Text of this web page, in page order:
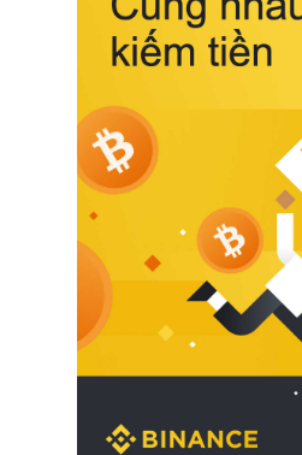
Bên cạnh đó, việc
sản phẩm đạt chuẩn
tế còn giúp ngăn
khuẩn và nấm mốc
thời tiết nóng ẩm.
thêm các nghiên cứu
động của giấc ngủ và
phòng ngủ đối với
người tại Sleep
Link) để có cái nhìn
2. Các tiêu chí vàng
chăn ga gối đệm cao
ngủ
Để sở hữu một bộ
cao cấp hoàn hảo
công năng, người
nhắc kỹ lưỡng các